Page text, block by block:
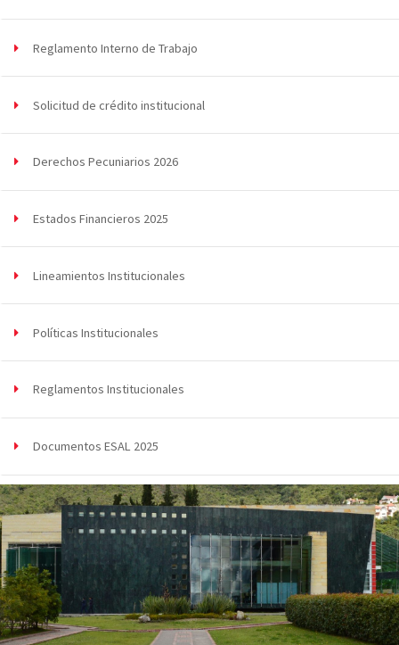
Reglamento Interno de Trabajo
Solicitud de crédito institucional
Derechos Pecuniarios 2026
Estados Financieros 2025
Lineamientos Institucionales
Políticas Institucionales
Reglamentos Institucionales
Documentos ESAL 2025